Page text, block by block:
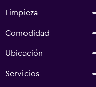
Limpieza
Comodidad
Ubicación
Servicios